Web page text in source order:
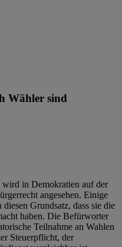
Wähler sind
wird in Demokratien auf der
angesehen. Einige
Grundsatz, dass sie die
haben. Die Befürworter
Teilnahme an Wahlen
Steuerpflicht, der